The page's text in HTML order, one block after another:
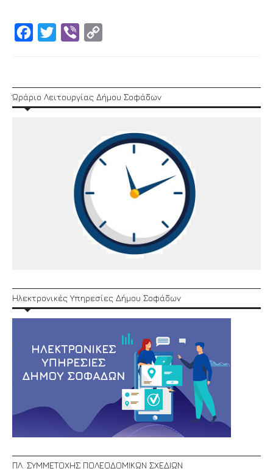
Facebook
Twitter Viber
Ώράριο Λειτουργίας Δήμου Σοφάδων
Ηλεκτρονικές Υπηρεσίες Δήμου Σοφάδων
ΠΛ. ΣΥΜΜΕΤΟΧΗΣ ΠΟΛΕΟΔΟΜΙΚΩΝ ΣΧΕΔΙΩΝ